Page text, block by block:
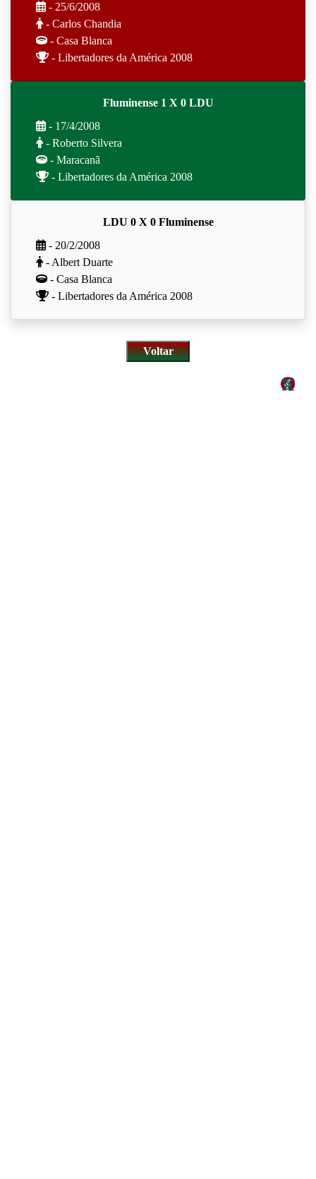
- 25/6/2008
- Carlos Chandia
- Casa Blanca
- Libertadores da América 2008
Fluminense 1 X 0 LDU
- 17/4/2008
- Roberto Silvera
- Maracanã
- Libertadores da América 2008
LDU 0 X 0 Fluminense
- 20/2/2008
- Albert Duarte
- Casa Blanca
- Libertadores da América 2008